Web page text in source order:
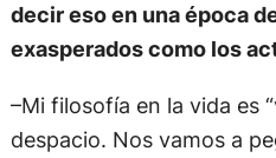
decir eso en una época
exasperados como los
–Mi filosofía en la vida es
despacio. Nos vamos a